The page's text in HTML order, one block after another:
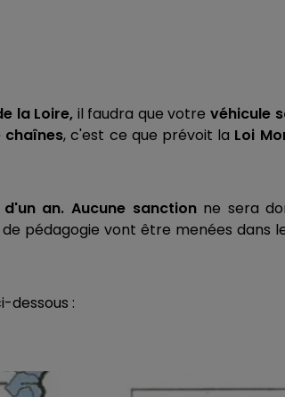
la Loire, il faudra que votrevéhicule
chaînes, c'est ce que prévoit la Loi
an. Aucune sanctionne sera
pédagogie vont être menées dans
dessous :